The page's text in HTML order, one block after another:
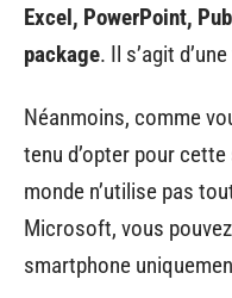
Excel, PowerPoint,
package. Il s’agit
Néanmoins, comme
tenu d’opter pour
monde n’utilise pas
Microsoft, vous
smartphone